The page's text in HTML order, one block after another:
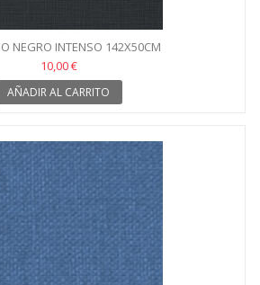
NEGRO INTENSO 142X50CM
10,00 €
AÑADIR AL CARRITO